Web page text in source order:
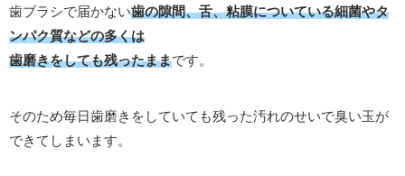
歯ブラシで届かない歯の隙間、舌、粘膜についている細菌やタ
ンパク質などの多くは
歯磨きをしても残ったままです。
そのため毎日歯磨きをしていても残った汚れのせいで臭い玉が
できてしまいます。